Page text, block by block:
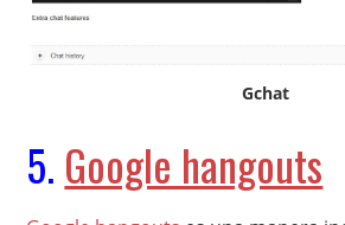
Gchat
5. Google hangouts